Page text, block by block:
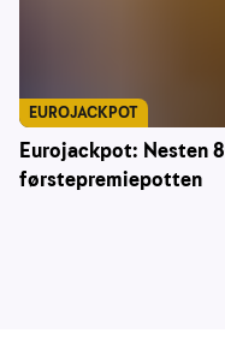
Eurojackpot: Nesten
førstepremiepotten
EUROJACKPOT